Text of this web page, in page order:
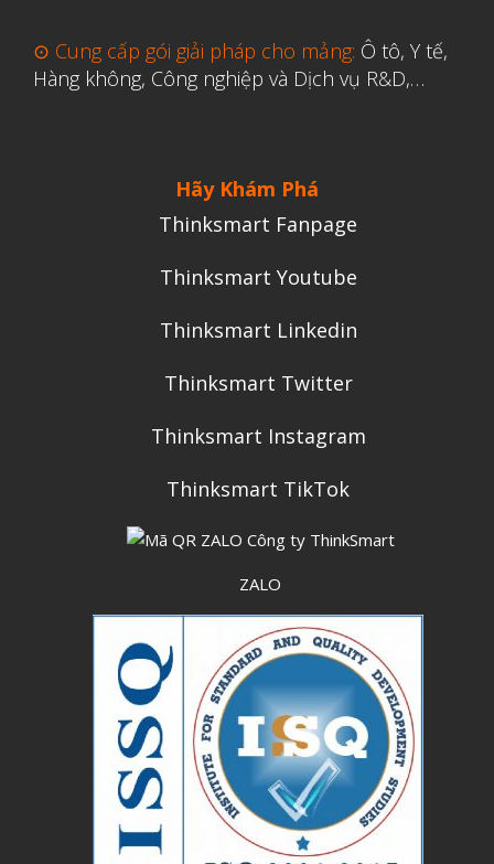
⊙ Cung cấp gói giải pháp cho mảng: Ô tô, Y tế,
Hàng không, Công nghiệp và Dịch vụ R&D,…
Hãy Khám Phá
Thinksmart Fanpage
Thinksmart Youtube
Thinksmart Linkedin
Thinksmart Twitter
Thinksmart Instagram
Thinksmart TikTok
ZALO